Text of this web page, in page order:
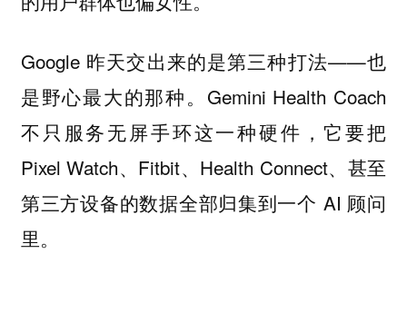
Google 昨天交出来的是第三种打法——也
是野心最大的那种。Gemini Health Coach
不只服务无屏手环这一种硬件，它要把
Pixel Watch、Fitbit、Health Connect、甚至
第三方设备的数据全部归集到一个 AI 顾问
里。